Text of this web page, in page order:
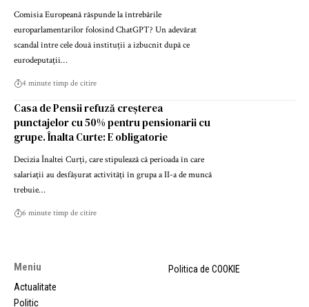
Comisia Europeană răspunde la întrebările
europarlamentarilor folosind ChatGPT? Un adevărat
scandal între cele două instituții a izbucnit după ce
eurodeputații…
4 minute timp de citire
Casa de Pensii refuză creșterea
punctajelor cu 50% pentru pensionarii cu
grupe. Înalta Curte: E obligatorie
Decizia Înaltei Curți, care stipulează că perioada în care
salariații au desfășurat activități în grupa a II-a de muncă
trebuie…
6 minute timp de citire
Meniu
Actualitate
Politic
Politica de COOKIE